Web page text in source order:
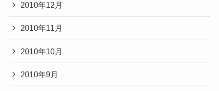
2010年12月
2010年11月
2010年10月
2010年9月